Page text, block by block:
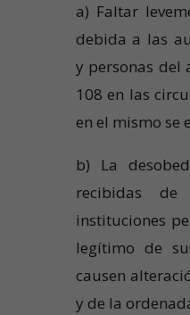
a) Faltar
debida a las
y personas del
108 en las
en el mismo se
b) La
recibidas
instituciones
legítimo de
causen
y de la